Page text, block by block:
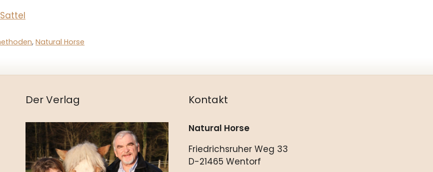
,Natural Horse
Der Verlag Kontakt
Natural Horse
Friedrichsruher Weg 33
D-21465 Wentorf